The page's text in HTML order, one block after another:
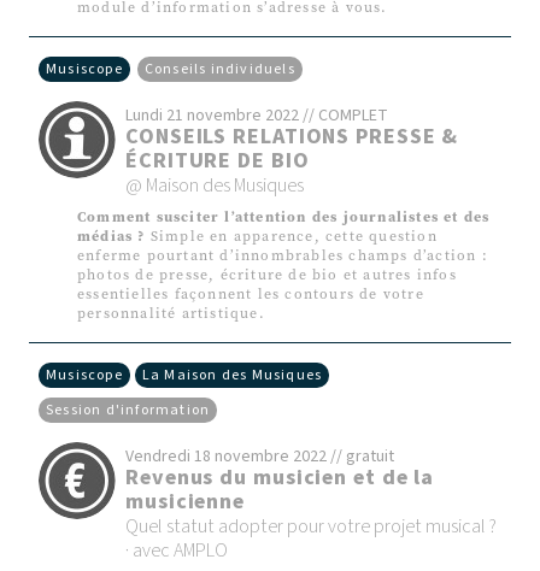
module d’information s’adresse à vous.
Musiscope Conseils individuels
Lundi 21 novembre 2022 // COMPLET
CONSEILS RELATIONS PRESSE &
ÉCRITURE DE BIO
@ Maison des Musiques
Comment susciter l’attention des journalistes et des
médias ? Simple en apparence, cette question
enferme pourtant d’innombrables champs d’action :
photos de presse, écriture de bio et autres infos
essentielles façonnent les contours de votre
personnalité artistique.
Musiscope
La Maison des Musiques
Session d'information
Vendredi 18 novembre 2022 // gratuit
Revenus du musicien et de la
musicienne
Quel statut adopter pour votre projet musical ?
· avec AMPLO